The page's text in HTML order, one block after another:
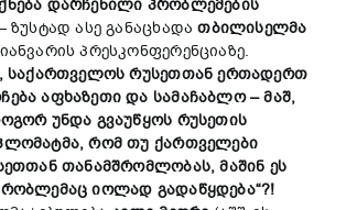
დარჩენილი პრობლემების
ზუსტად ასე განაცხადათბილისელმა
პრესკონფერენციაზე.
, საქართველოს რუსეთთანერთადერთ
აფხაზეთი და სამაჩაბლო– მაშ,
უნდა გვაუწყოს რუსეთის
,რომ თუ ქართველები
თანამშრომლობას,მაშინ ეს
იოლად გადაწყდება“?!